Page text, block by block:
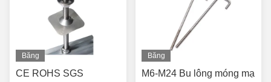
Băng
hình
CE ROHS SGS
Băng
hình
M6-M24 Bu lông móng mạ